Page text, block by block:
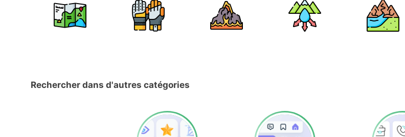
Rechercher dans d'autres catégories